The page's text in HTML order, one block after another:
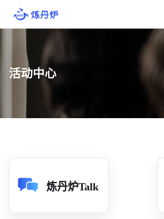
产品介绍
品牌数据
店铺数据
活动中心
炼丹炉Talk